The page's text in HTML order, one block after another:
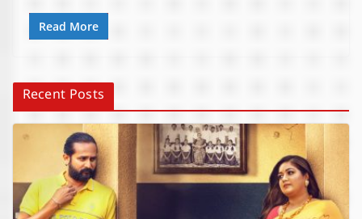
Read More
Recent Posts